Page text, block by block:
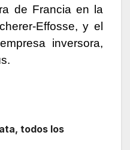
de Francia en la
Effosse, y el
inversora,
, todos los